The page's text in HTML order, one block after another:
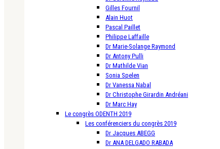
Gilles Fournil
Alain Huot
Pascal Paillet
Philippe Laffaille
Dr Marie-Solange Raymond
Dr Antony Pulli
Dr Mathilde Vian
Sonia Spelen
Dr Vanessa Nabal
Dr Christophe Girardin Andréani
Dr Marc Hay
Le congrès ODENTH 2019
Les conférenciers du congrès 2019
Dr Jacques ABEGG
Dr ANA DELGADO RABADA